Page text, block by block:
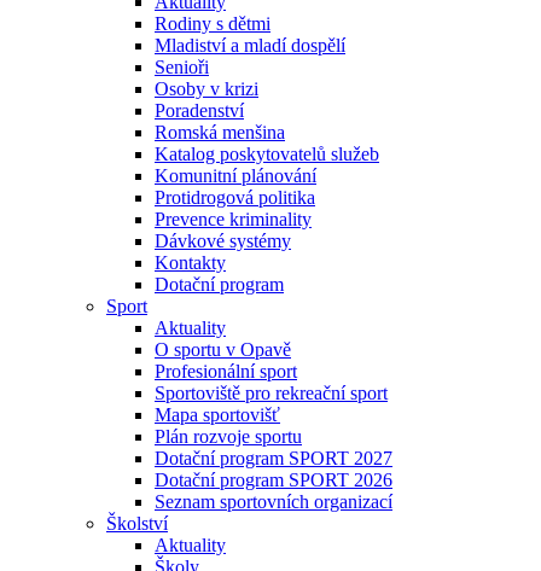
Rodiny s dětmi
Mladiství a mladí dospělí
Senioři
Osoby v krizi
Poradenství
Romská menšina
Katalog poskytovatelů služeb
Komunitní plánování
Protidrogová politika
Prevence kriminality
Dávkové systémy
Kontakty
Dotační program
Sport
Aktuality
O sportu v Opavě
Profesionální sport
Sportoviště pro rekreační sport
Mapa sportovišť
Plán rozvoje sportu
Dotační program SPORT 2027
Dotační program SPORT 2026
Seznam sportovních organizací
Školství
Aktuality